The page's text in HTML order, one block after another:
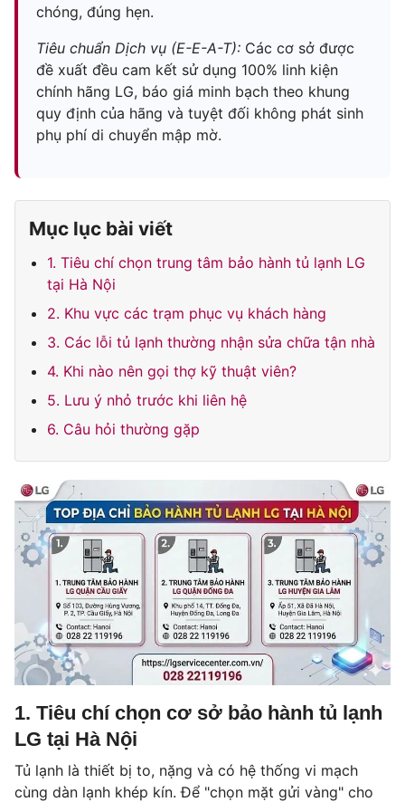
chóng, đúng hẹn.
Tiêu chuẩn Dịch vụ (E-E-A-T): Các cơ sở được
đề xuất đều cam kết sử dụng 100% linh kiện
chính hãng LG, báo giá minh bạch theo khung
quy định của hãng và tuyệt đối không phát sinh
phụ phí di chuyển mập mờ.
Mục lục bài viết
1. Tiêu chí chọn trung tâm bảo hành tủ lạnh LG
tại Hà Nội
2. Khu vực các trạm phục vụ khách hàng
3. Các lỗi tủ lạnh thường nhận sửa chữa tận nhà
4. Khi nào nên gọi thợ kỹ thuật viên?
5. Lưu ý nhỏ trước khi liên hệ
6. Câu hỏi thường gặp
1. Tiêu chí chọn cơ sở bảo hành tủ lạnh
LG tại Hà Nội
Tủ lạnh là thiết bị to, nặng và có hệ thống vi mạch
cùng dàn lạnh khép kín. Để "chọn mặt gửi vàng" cho